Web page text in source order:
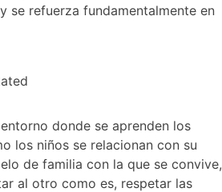
se refuerza fundamentalmente en
donde se aprenden los
los niños se relacionan con su
de familia con la que se convive,
al otro como es, respetar las